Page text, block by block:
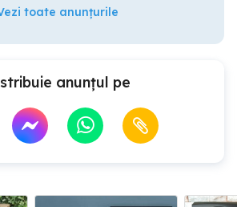
toate anunțurile
anunțul pe